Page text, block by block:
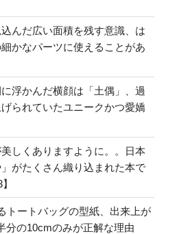
んだ広い面積を残す意識、は
かなパーツに使えることがあ
浮かんだ横顔は「土偶」、過
られていたユニークかつ愛嬌
しくありますように。。日本
がたくさん織り込まれた本で
トートバッグの型紙、出来上が
分の10cmのみが正解な理由